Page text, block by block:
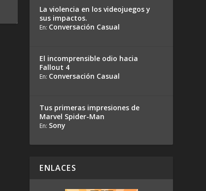
La violencia en los videojuegos y
sus impactos.
En: Conversación Casual
El incomprensible odio hacia
Fallout 4
En: Conversación Casual
Tus primeras impresiones de
Marvel Spider-Man
En: Sony
ENLACES